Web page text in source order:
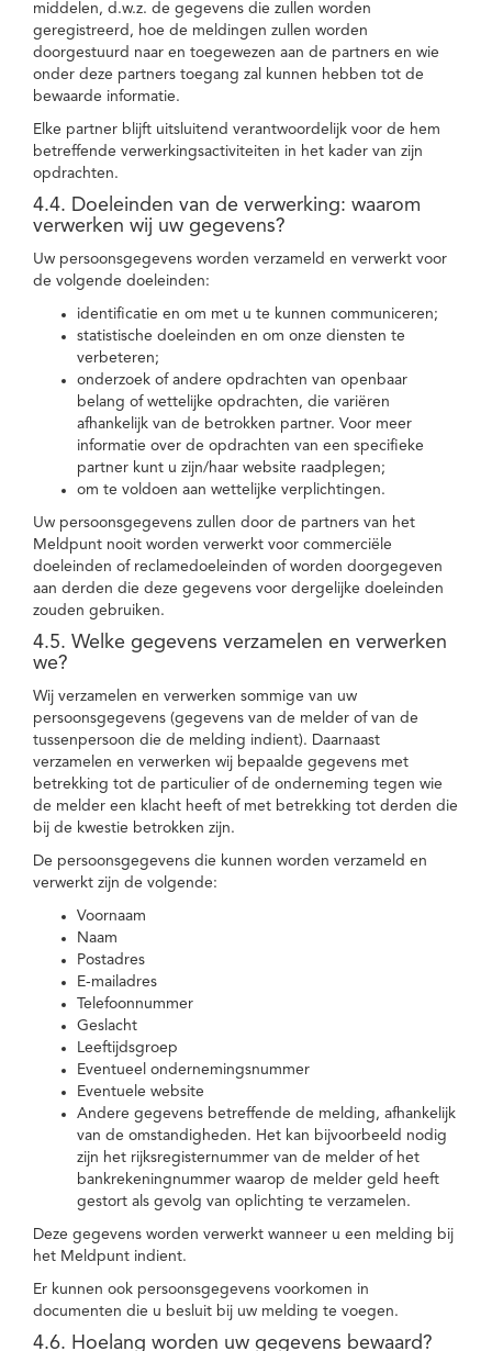
middelen, d.w.z. de gegevens die zullen worden
geregistreerd, hoe de meldingen zullen worden
doorgestuurd naar en toegewezen aan de partners en wie
onder deze partners toegang zal kunnen hebben tot de
bewaarde informatie.
Elke partner blijft uitsluitend verantwoordelijk voor de hem
betreffende verwerkingsactiviteiten in het kader van zijn
opdrachten.
4.4. Doeleinden van de verwerking: waarom
verwerken wij uw gegevens?
Uw persoonsgegevens worden verzameld en verwerkt voor
de volgende doeleinden:
identificatie en om met u te kunnen communiceren;
statistische doeleinden en om onze diensten te
verbeteren;
onderzoek of andere opdrachten van openbaar
belang of wettelijke opdrachten, die variëren
afhankelijk van de betrokken partner. Voor meer
informatie over de opdrachten van een specifieke
partner kunt u zijn/haar website raadplegen;
om te voldoen aan wettelijke verplichtingen.
Uw persoonsgegevens zullen door de partners van het
Meldpunt nooit worden verwerkt voor commerciële
doeleinden of reclamedoeleinden of worden doorgegeven
aan derden die deze gegevens voor dergelijke doeleinden
zouden gebruiken.
4.5. Welke gegevens verzamelen en verwerken
we?
Wij verzamelen en verwerken sommige van uw
persoonsgegevens (gegevens van de melder of van de
tussenpersoon die de melding indient). Daarnaast
verzamelen en verwerken wij bepaalde gegevens met
betrekking tot de particulier of de onderneming tegen wie
de melder een klacht heeft of met betrekking tot derden die
bij de kwestie betrokken zijn.
De persoonsgegevens die kunnen worden verzameld en
verwerkt zijn de volgende:
Voornaam
Naam
Postadres
E-mailadres
Telefoonnummer
Geslacht
Leeftijdsgroep
Eventueel ondernemingsnummer
Eventuele website
Andere gegevens betreffende de melding, afhankelijk
van de omstandigheden. Het kan bijvoorbeeld nodig
zijn het rijksregisternummer van de melder of het
bankrekeningnummer waarop de melder geld heeft
gestort als gevolg van oplichting te verzamelen.
Deze gegevens worden verwerkt wanneer u een melding bij
het Meldpunt indient.
Er kunnen ook persoonsgegevens voorkomen in
documenten die u besluit bij uw melding te voegen.
4.6. Hoelang worden uw gegevens bewaard?